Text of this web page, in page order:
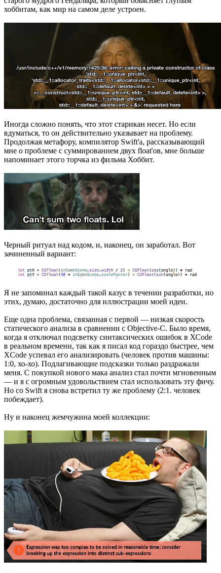
хоббитам, как мир на самом деле устроен.
Иногда сложно понять, что этот старикан несет. Но если
вдуматься, то он действительно указывает на проблему.
Продолжая метафору, компилятор Swift'а, рассказывающий
мне о проблеме с суммированием двух float'ов, мне больше
напоминает этого торчка из фильма Хоббит.
Черный ритуал над кодом, и, наконец, он заработал. Вот
зачиненный вариант:
Я не запоминал каждый такой казус в течении разработки, но
этих, думаю, достаточно для иллюстрации моей идеи.
Еще одна проблема, связанная с первой — низкая скорость
статического анализа в сравнении с Objective-C. Было время,
когда я отключал подсветку синтаксических ошибок в ХСode
в реальном времени, так как я писал код гораздо быстрее, чем
XCode успевал его анализировать (человек против машины:
1:0, хо-хо). Подлагивающие подсказки только раздражали
меня. С покупкой нового мака анализ стал почти мгновенным
— и я с огромным удовольствием стал использовать эту фичу.
Но со Swift я снова встретил ту же проблему (2:1. человек
побеждает).
Ну и наконец жемчужина моей коллекции: